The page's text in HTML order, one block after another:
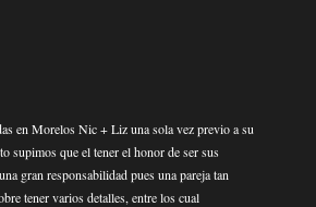
en Morelos Nic + Liz una sola vez previo a su
supimos que el tener el honor de ser sus
gran responsabilidad pues una pareja tan
tener varios detalles, entre los cual